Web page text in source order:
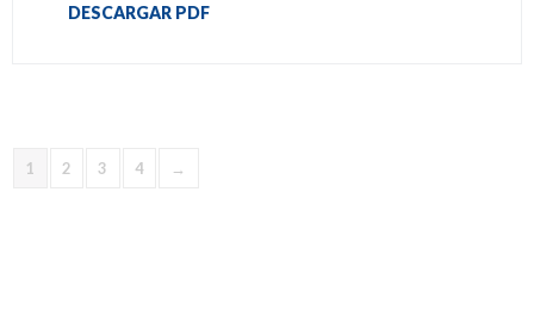
DESCARGAR PDF
1 2 3 4 →